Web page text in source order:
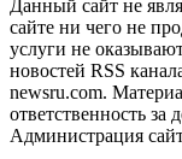
Данный сайт не
сайте ни чего не
услуги не
новостей RSS
newsru.com.
ответственность за
Администрация